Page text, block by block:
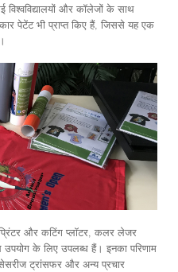
और कॉलेजों के साथ
पेटेंट भी प्राप्त किए हैं, जिससे यह एक
और कटिंग प्लॉटर, कलर लेजर
उपयोग के लिए उपलब्ध हैं। इनका परिणाम
ट्रांसफर और अन्य प्रचार